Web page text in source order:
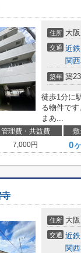
住所 大
交通 近
関
築年 築
徒歩1分に
る物件で
まあ...
管理費・共益費 敷
7,000円 0
寺
住所 大
交通 近
関